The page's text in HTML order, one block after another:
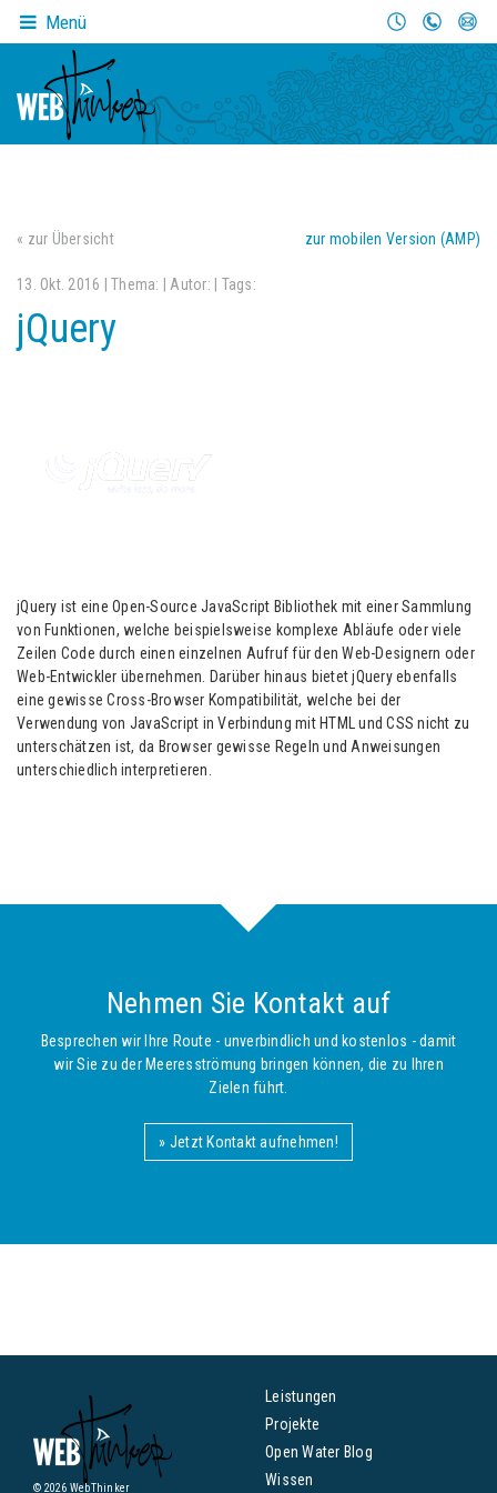
Menü
« zur Übersicht zur mobilen Version (AMP)
13. Okt. 2016 | Thema: | Autor: | Tags:
jQuery
jQuery ist eine Open-Source JavaScript Bibliothek mit einer Sammlung
von Funktionen, welche beispielsweise komplexe Abläufe oder viele
Zeilen Code durch einen einzelnen Aufruf für den Web-Designern oder
Web-Entwickler übernehmen. Darüber hinaus bietet jQuery ebenfalls
eine gewisse Cross-Browser Kompatibilität, welche bei der
Verwendung von JavaScript in Verbindung mit HTML und CSS nicht zu
unterschätzen ist, da Browser gewisse Regeln und Anweisungen
unterschiedlich interpretieren.
Nehmen Sie Kontakt auf
Besprechen wir Ihre Route - unverbindlich und kostenlos - damit
wir Sie zu der Meeresströmung bringen können, die zu Ihren
Zielen führt.
» Jetzt Kontakt aufnehmen!
© 2026 WebThinker
Leistungen
Projekte
Open Water Blog
Wissen